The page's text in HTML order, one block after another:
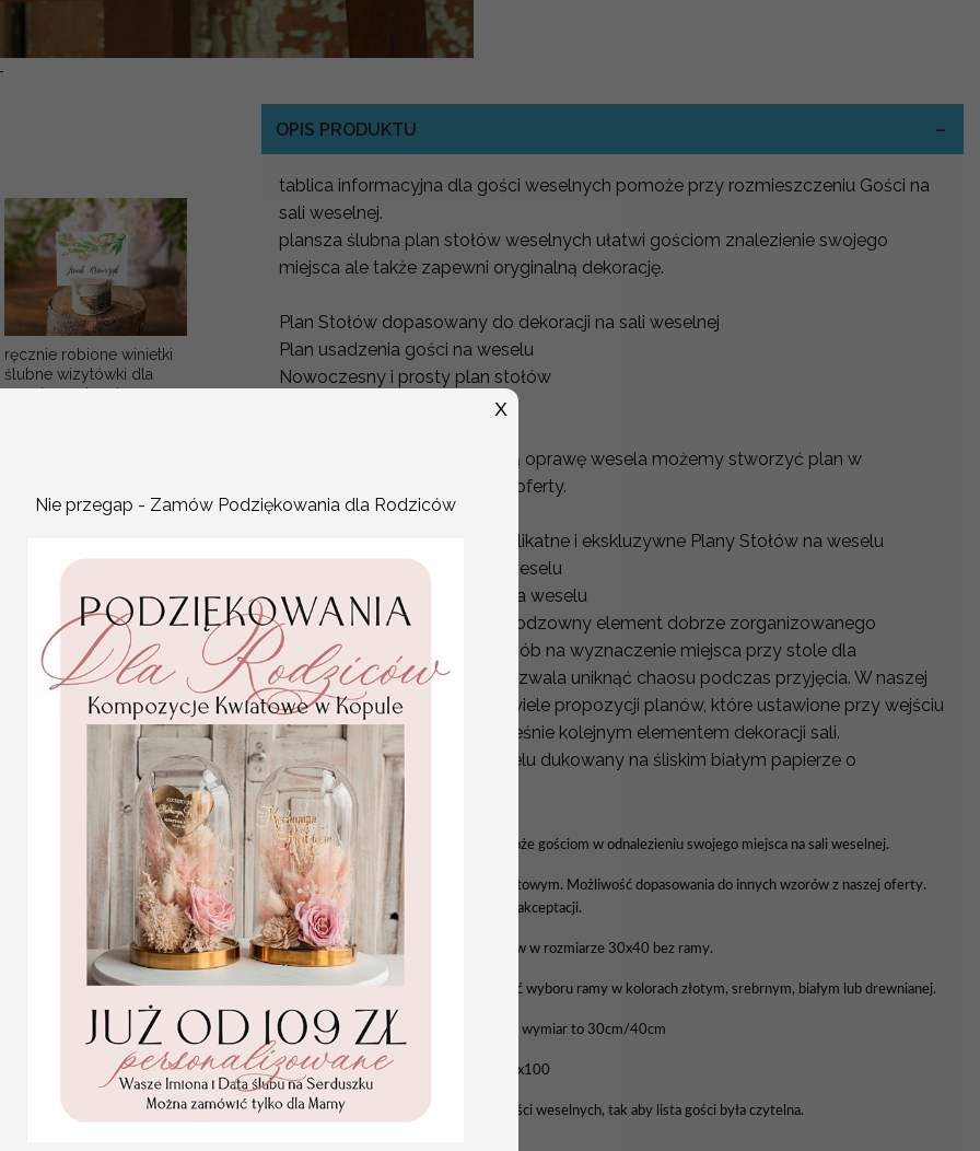
ręcznie robione winietki
ślubne wizytówki dla
gości weselnych
karteczki ślubne winietki
weselne
Promocja:
2.50 PLN
OPIS PRODUKTU
tablica informacyjna dla gości weselnych pomoże przy rozmieszczeniu Gości na
sali weselnej.
plansza ślubna plan stołów weselnych ułatwi gościom znalezienie swojego
miejsca ale także zapewni oryginalną dekorację.
Plan Stołów dopasowany do dekoracji na sali weselnej
Plan usadzenia gości na weselu
Nowoczesny i prosty plan stołów
Powitalna plansza weselna
Aby stworzyć niepowtarzalną oprawę wesela możemy stworzyć plan w
dowonym motywie z Naszej oferty.
Nowoczesne jak i stylowe, delikatne i ekskluzywne Plany Stołów na weselu
Plansza usadzenia gości na weselu
Tablica z usadzeniem gości na weselu
Plan stołów weselnych to nieodzowny element dobrze zorganizowanego
przyjęcia. Jest to idealny sposób na wyznaczenie miejsca przy stole dla
zaproszonych gości, który pozwala uniknąć chaosu podczas przyjęcia. W naszej
ofercie znajdziecie Państwo wiele propozycji planów, które ustawione przy wejściu
na przyjęcie stają się jednocześnie kolejnym elementem dekoracji sali.
Plan usadzenia gości na Weselu dukowany na śliskim białym papierze o
gramaturze 280 g
PLAN STOŁÓW WESELNYCH
Plan usadzenia gości przy stołach pomoże gościom w odnalezieniu swojego miejsca na sali weselnej.
Plan stołów z pięknym motywem kwiatowym. Możliwość dopasowania do innych wzorów z naszej oferty.
Projekt jest wysyłany przez grafika do akceptacji.
Cena podstawowa obejmuje plan stołów w rozmiarze 30x40 bez ramy.
Za dodatkową opłatą istnieje możliwość wyboru ramy w kolorach złotym, srebrnym, białym lub drewnianej.
WYMIARY: wg kreatora - podstawowy wymiar to 30cm/40cm
Pozostałe wymiary: 40x50, 50x70, 70x100
Rozmiar jest dostosowany do liczby gości weselnych, tak aby lista gości była czytelna.
Nie przegap - Zamów Podziękowania dla Rodziców
X